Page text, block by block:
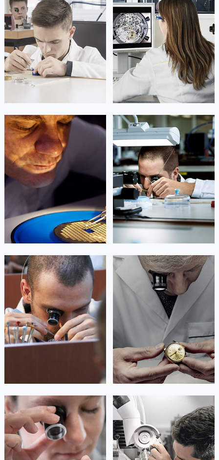
凯罗尔·切尔西
资深劳力士技师
是劳力士售后维修服务中心
(劳力士维修保养中心)
的高级技师之一
Beijing Rolex Maintain center
北京劳力士维修
达芙妮·克劳迪娅
资深劳力士技师
是劳力士售后维修服务中心
(劳力士维修保养中心)
的高级技师之一
Shanghai Rolex Maintain center
 上海劳力士维修
艾德琳·亚历桑德拉
资深劳力士技师
是劳力士售后维修服务中心
(劳力士维修保养中心)
的高级技师之一
Guangzhou Rolex Maintain center
 广州劳力士维修
艾莉森·安吉莉亚
资深劳力士技师
是劳力士售后维修服务中心
(劳力士维修保养中心)
的高级技师之一
Shenzhen Rolex Maintain center
 深圳劳力士维修
安尼塔·阿普里尔
资深劳力士技师
是劳力士售后维修服务中心
(劳力士维修保养中心)
的高级技师之一
Tianjin Rolex Maintain center
贝亚特·布兰奇
资深劳力士技师
是劳力士售后维修服务中心
(劳力士维修保养中心)
的高级技师之一
Nanjing Rolex Maintain center